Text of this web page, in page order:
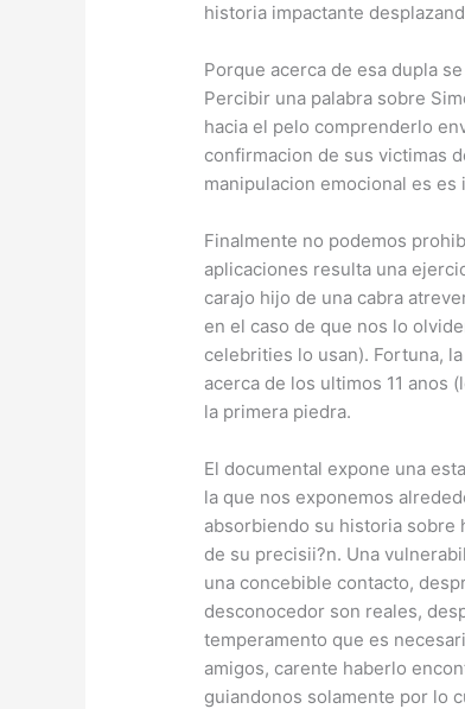
historia impactante
Porque acerca de esa dupla
Percibir una palabra sobre
hacia el pelo comprenderlo
confirmacion de sus victimas
manipulacion emocional es
Finalmente no podemos
aplicaciones resulta una
carajo hijo de una cabra
en el caso de que nos lo
celebrities lo usan). Fortuna,
acerca de los ultimos 11 anos
la primera piedra.
El documental expone una
la que nos exponemos
absorbiendo su historia sobre
de su precisii?n. Una
una concebible contacto,
desconocedor son reales,
temperamento que es
amigos, carente haberlo
guiandonos solamente por lo